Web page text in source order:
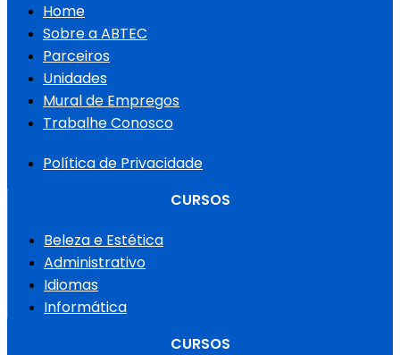
Home
Sobre a ABTEC
Parceiros
Unidades
Mural de Empregos
Trabalhe Conosco
Política de Privacidade
CURSOS
Beleza e Estética
Administrativo
Idiomas
Informática
CURSOS